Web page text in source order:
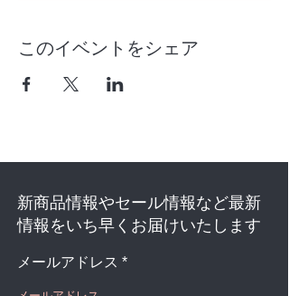
このイベントをシェア
新商品情報やセール情報など最新
情報をいち早くお届けいたします
メールアドレス